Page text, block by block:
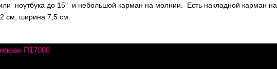
ноутбука до 15" и небольшой карман на молнии. Есть накладной карман на
см, ширина 7,5 см.